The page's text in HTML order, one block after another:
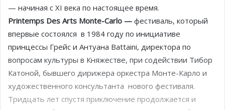
— начиная с XI века по настоящее время.
Printemps Des Arts Monte-Carlo — фестиваль, который
впервые состоялся в 1984 году по инициативе
принцессы Грейс и Антуана Battaini, директора по
вопросам культуры в Княжестве, при содействии Тибор
Катоной, бывшего дирижера оркестра Монте-Карло и
художественного консультанта нового фестиваля.
Тридцать лет спустя приключение продолжается и